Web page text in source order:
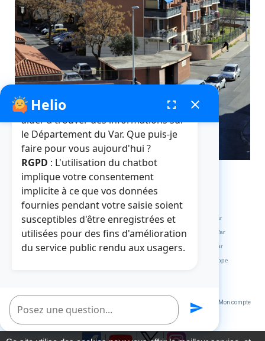
Crédits et mentions légales Plan du site La médiathèque
L'abbaye de La Celle L'HDE Var Visitvar La MDPH du Var
Archives départementales du Var Muséum départemental du Var
Le site des collèges du Var Le site des marchés publics du Var
Service Europe
VOTRE AVIS NOUS INTERESSE Mon compte
Accessibilité : partiellement conforme
Helio fenêtre de chatbot
fullscreen close
Bonjour, je suis Helio. Je peux vous
aider à trouver des informations sur
le Département du Var. Que puis-je
faire pour vous aujourd'hui ?
RGPD : L'utilisation du chatbot
implique votre consentement
implicite à ce que vos données
fournies pendant votre saisie soient
susceptibles d'être enregistrées et
utilisées pour des fins d'amélioration
du service public rendu aux usagers.
Poser une question send